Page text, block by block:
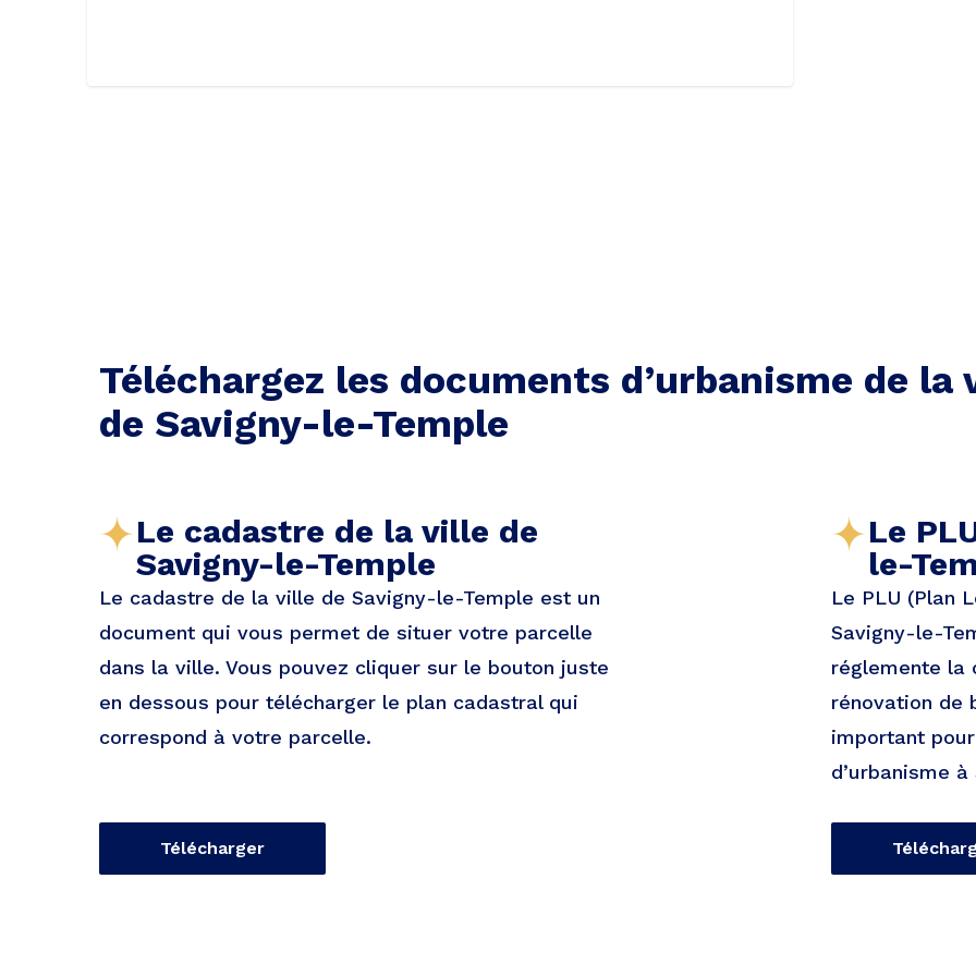
Téléchargez les documents d’urbanisme de la
de Savigny-le-Temple
Le cadastre de la ville de
Savigny-le-Temple
Le cadastre de la ville de Savigny-le-Temple est un
document qui vous permet de situer votre parcelle
dans la ville. Vous pouvez cliquer sur le bouton juste
en dessous pour télécharger le plan cadastral qui
correspond à votre parcelle.
Télécharger
Le
le-
Le PLU (Plan
Savigny-le-
réglemente la
rénovation de
important
d’urbanisme